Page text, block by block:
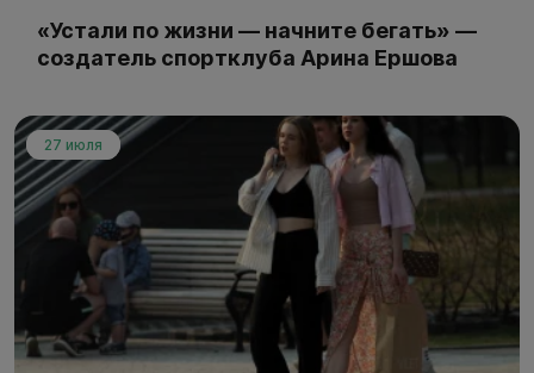
«Устали по жизни — начните бегать» —
создатель спортклуба Арина Ершова
27 июля